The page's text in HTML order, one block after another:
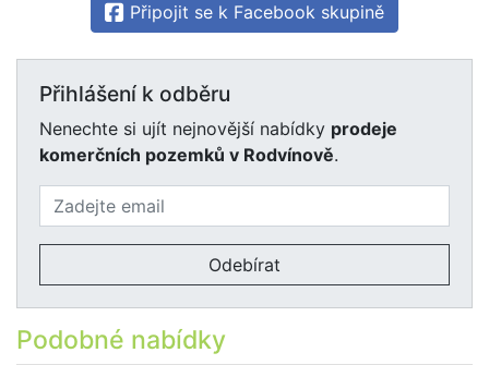
Připojit se k Facebook skupině
Přihlášení k odběru
Nenechte si ujít nejnovější nabídky prodeje
komerčních pozemků v Rodvínově.
Odebírat
Podobné nabídky